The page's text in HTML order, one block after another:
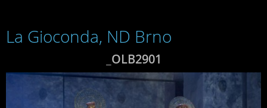
La Gioconda, ND Brno
_OLB2901